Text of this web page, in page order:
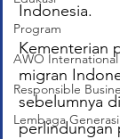
Program
AWO International
Responsible
Lembaga
Indonesia.
Kementerian
migran
sebelumnya
perlindungan